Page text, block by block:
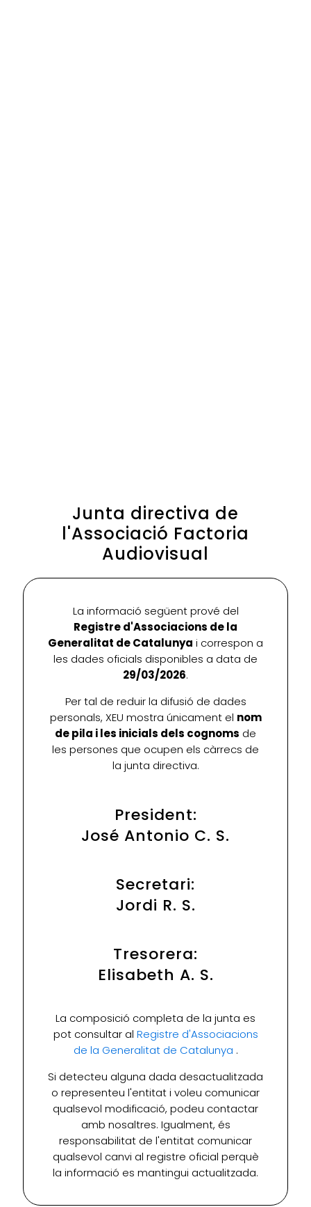
Junta directiva de
l'Associació Factoria
Audiovisual
La informació següent prové del
Registre d'Associacions de la
Generalitat de Catalunya i correspon a
les dades oficials disponibles a data de
29/03/2026.
Per tal de reduir la difusió de dades
personals, XEU mostra únicament el nom
de pila i les inicials dels cognoms de
les persones que ocupen els càrrecs de
la junta directiva.
President:
José Antonio C. S.
Secretari:
Jordi R. S.
Tresorera:
Elisabeth A. S.
La composició completa de la junta es
pot consultar al Registre d'Associacions
de la Generalitat de Catalunya .
Si detecteu alguna dada desactualitzada
o representeu l'entitat i voleu comunicar
qualsevol modificació, podeu contactar
amb nosaltres. Igualment, és
responsabilitat de l'entitat comunicar
qualsevol canvi al registre oficial perquè
la informació es mantingui actualitzada.